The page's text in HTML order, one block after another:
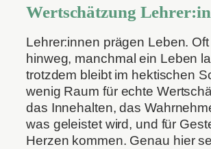
Wertschätzung
Lehrer:innen prägen Leben.
hinweg, manchmal ein Leben
trotzdem bleibt im hektischen
wenig Raum für echte
das Innehalten, das
was geleistet wird, und für
Herzen kommen. Genau hier